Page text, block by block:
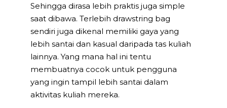
Sehingga dirasa lebih praktis juga simple
saat dibawa. Terlebih drawstring bag
sendiri juga dikenal memiliki gaya yang
lebih santai dan kasual daripada tas kuliah
lainnya. Yang mana hal ini tentu
membuatnya cocok untuk pengguna
yang ingin tampil lebih santai dalam
aktivitas kuliah mereka.